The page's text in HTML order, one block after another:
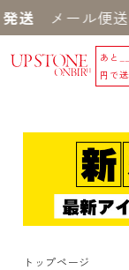
ール便送料280
あと
円で
トップページ